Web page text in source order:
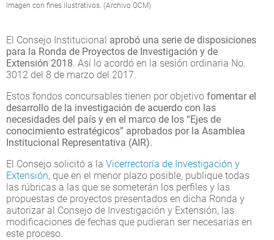
Imagen con fines ilustrativos. (Archivo OCM)
El Consejo Institucional aprobó una serie de disposiciones
para la Ronda de Proyectos de Investigación y de
Extensión 2018. Así lo acordó en la sesión ordinaria No.
3012 del 8 de marzo del 2017.
Estos fondos concursables tienen por objetivo fomentar el
desarrollo de la investigación de acuerdo con las
necesidades del país y en el marco de los “Ejes de
conocimiento estratégicos” aprobados por la Asamblea
Institucional Representativa (AIR).
El Consejo solicitó a la Vicerrectoría de Investigación y
Extensión, que en el menor plazo posible, publique todas
las rúbricas a las que se someterán los perfiles y las
propuestas de proyectos presentados en dicha Ronda y
autorizar al Consejo de Investigación y Extensión, las
modificaciones de fechas que pudieran ser necesarias en
este proceso.